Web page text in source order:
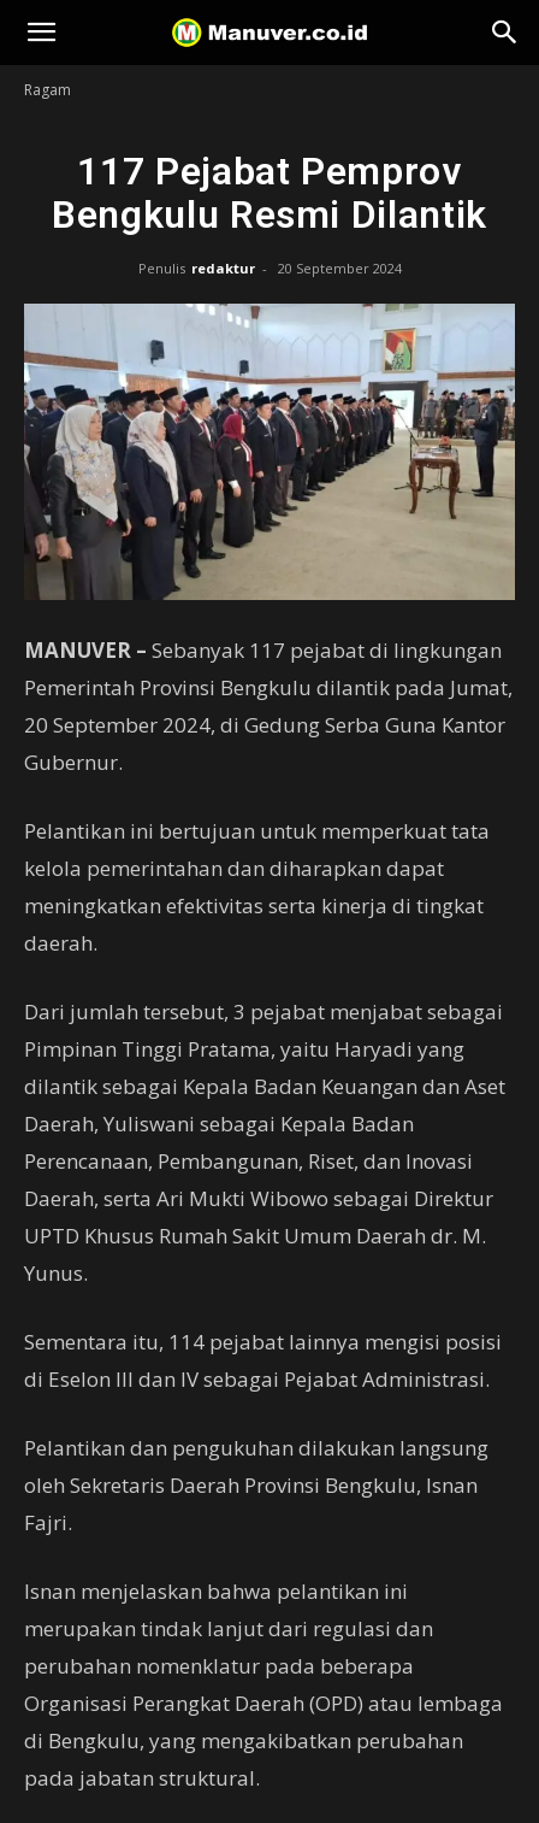
Manuver
Ragam
117 Pejabat Pemprov
Bengkulu Resmi Dilantik
Penulis redaktur - 20 September 2024
MANUVER – Sebanyak 117 pejabat di lingkungan
Pemerintah Provinsi Bengkulu dilantik pada Jumat,
20 September 2024, di Gedung Serba Guna Kantor
Gubernur.
Pelantikan ini bertujuan untuk memperkuat tata
kelola pemerintahan dan diharapkan dapat
meningkatkan efektivitas serta kinerja di tingkat
daerah.
Dari jumlah tersebut, 3 pejabat menjabat sebagai
Pimpinan Tinggi Pratama, yaitu Haryadi yang
dilantik sebagai Kepala Badan Keuangan dan Aset
Daerah, Yuliswani sebagai Kepala Badan
Perencanaan, Pembangunan, Riset, dan Inovasi
Daerah, serta Ari Mukti Wibowo sebagai Direktur
UPTD Khusus Rumah Sakit Umum Daerah dr. M.
Yunus.
Sementara itu, 114 pejabat lainnya mengisi posisi
di Eselon III dan IV sebagai Pejabat Administrasi.
Pelantikan dan pengukuhan dilakukan langsung
oleh Sekretaris Daerah Provinsi Bengkulu, Isnan
Fajri.
Isnan menjelaskan bahwa pelantikan ini
merupakan tindak lanjut dari regulasi dan
perubahan nomenklatur pada beberapa
Organisasi Perangkat Daerah (OPD) atau lembaga
di Bengkulu, yang mengakibatkan perubahan
pada jabatan struktural.